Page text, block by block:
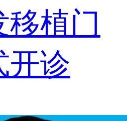
移植门
开诊